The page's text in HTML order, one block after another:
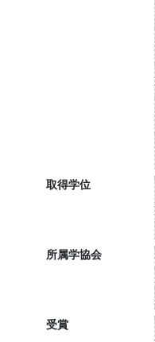
取得学位
所属学協会
受賞